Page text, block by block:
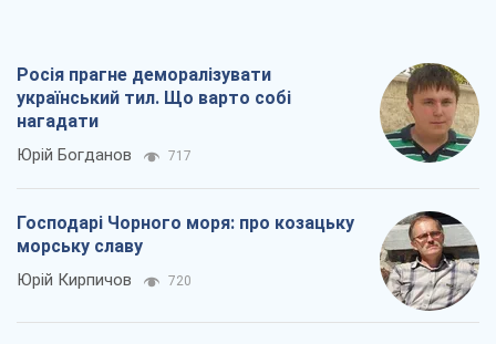
Росія прагне деморалізувати
український тил. Що варто собі
нагадати
Юрій Богданов 717
Господарі Чорного моря: про козацьку
морську славу
Юрій Кирпичов 720